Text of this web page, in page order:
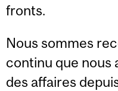
fronts.
Nous sommes
continu que nous
des affaires